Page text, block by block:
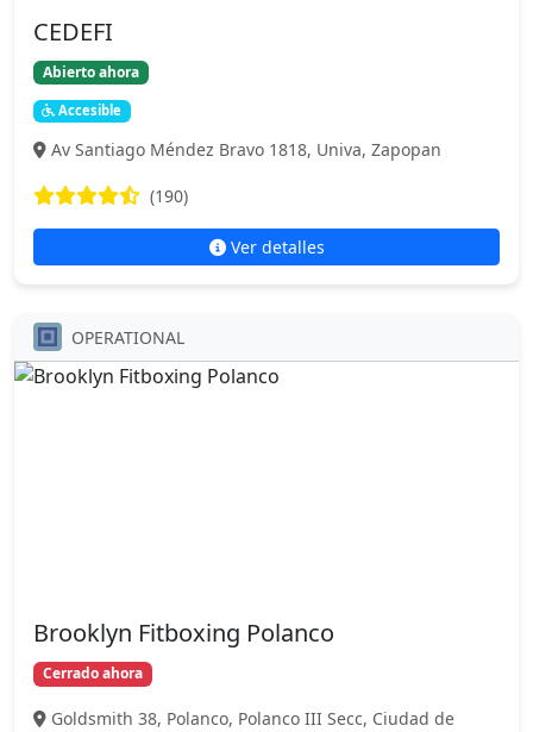
CEDEFI
Abierto ahora
Accesible
Av Santiago Méndez Bravo 1818, Univa, Zapopan
(190)
Ver detalles
OPERATIONAL
Brooklyn Fitboxing Polanco
Cerrado ahora
Goldsmith 38, Polanco, Polanco III Secc, Ciudad de